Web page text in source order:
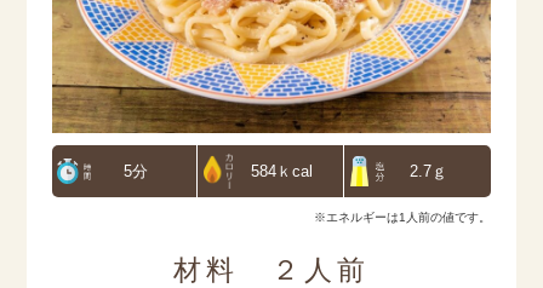
5分 584ｋcal 2.7ｇ
※エネルギーは1人前の値です。
材料 ２人前